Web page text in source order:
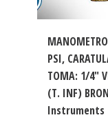
PSI,
TOMA: 1/4″
(T. INF)
Instruments